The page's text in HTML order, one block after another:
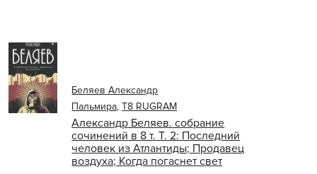
Александр Беляев. собрание
сочинений в 8 т. Т. 2: Последний
человек из Атлантиды; Продавец
воздуха; Когда погаснет свет
Беляев Александр
Пальмира,Т8 RUGRAM